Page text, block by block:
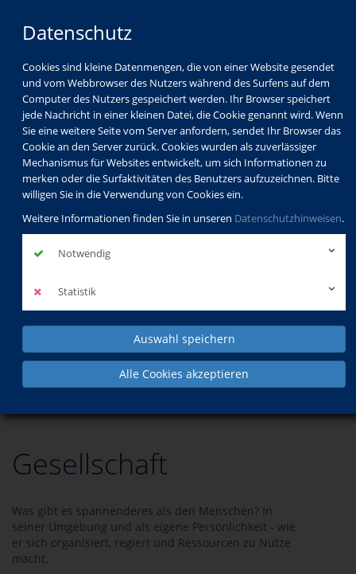
Datenschutz
Cookies sind kleine Datenmengen, die von einer Website gesendet
und vom Webbrowser des Nutzers während des Surfens auf dem
Computer des Nutzers gespeichert werden. Ihr Browser speichert
jede Nachricht in einer kleinen Datei, die Cookie genannt wird. Wenn
Sie eine weitere Seite vom Server anfordern, sendet Ihr Browser das
Cookie an den Server zurück. Cookies wurden als zuverlässiger
Mechanismus für Websites entwickelt, um sich Informationen zu
merken oder die Surfaktivitäten des Benutzers aufzuzeichnen. Bitte
willigen Sie in die Verwendung von Cookies ein.
Weitere Informationen finden Sie in unseren Datenschutzhinweisen.
Notwendig
Statistik
Auswahl speichern
Alle Cookies akzeptieren
Gesellschaft
Gesellschaft
Was gibt es spannenderes als den Menschen? In
seiner Umgebung und als eigene Persönlichkeit - wie
er sich organisiert, regiert und Ressourcen zu Nutze
macht.